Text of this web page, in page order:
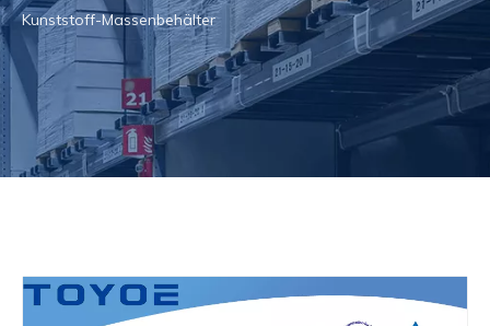
Kunststoff-Massenbehälter